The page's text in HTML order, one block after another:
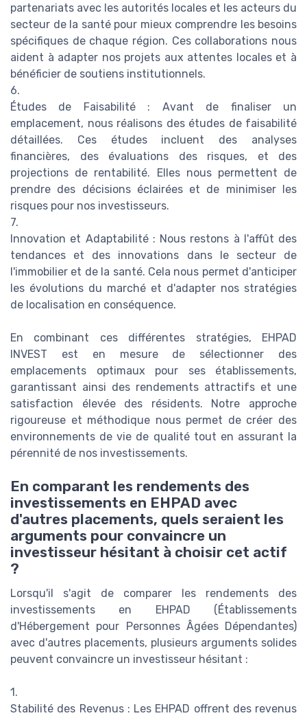
partenariats avec les autorités locales et les acteurs du
secteur de la santé pour mieux comprendre les besoins
spécifiques de chaque région. Ces collaborations nous
aident à adapter nos projets aux attentes locales et à
bénéficier de soutiens institutionnels.
6.
Études de Faisabilité : Avant de finaliser un
emplacement, nous réalisons des études de faisabilité
détaillées. Ces études incluent des analyses
financières, des évaluations des risques, et des
projections de rentabilité. Elles nous permettent de
prendre des décisions éclairées et de minimiser les
risques pour nos investisseurs.
7.
Innovation et Adaptabilité : Nous restons à l'affût des
tendances et des innovations dans le secteur de
l'immobilier et de la santé. Cela nous permet d'anticiper
les évolutions du marché et d'adapter nos stratégies
de localisation en conséquence.
En combinant ces différentes stratégies, EHPAD
INVEST est en mesure de sélectionner des
emplacements optimaux pour ses établissements,
garantissant ainsi des rendements attractifs et une
satisfaction élevée des résidents. Notre approche
rigoureuse et méthodique nous permet de créer des
environnements de vie de qualité tout en assurant la
pérennité de nos investissements.
En comparant les rendements des
investissements en EHPAD avec
d'autres placements, quels seraient les
arguments pour convaincre un
investisseur hésitant à choisir cet actif
?
Lorsqu'il s'agit de comparer les rendements des
investissements en EHPAD (Établissements
d'Hébergement pour Personnes Âgées Dépendantes)
avec d'autres placements, plusieurs arguments solides
peuvent convaincre un investisseur hésitant :
1.
Stabilité des Revenus : Les EHPAD offrent des revenus